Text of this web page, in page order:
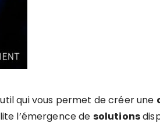
qui vous permet de créer une
l’émergence de solutions